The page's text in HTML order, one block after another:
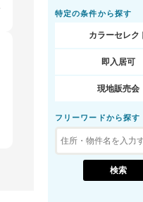
特定の条件から探す
カラーセレク
即入居可
現地販売会
フリーワードから探す